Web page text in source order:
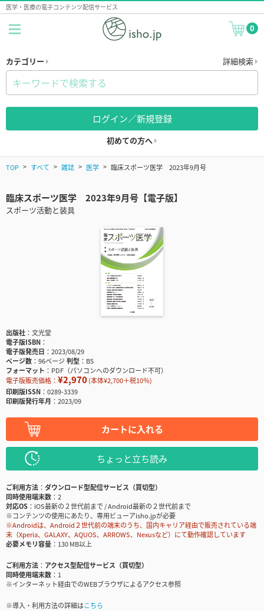
医学・医療の電子コンテンツ配信サービス
0
カテゴリー 詳細検索
ログイン／新規登録
初めての方へ
TOP すべて 雑誌 医学 臨床スポーツ医学 2023年9月号
臨床スポーツ医学 2023年9月号【電子版】
スポーツ活動と装具
出版社
文光堂
電子版ISBN
電子版発売日
2023/08/29
ページ数
96ページ判型
B5
フォーマット
PDF（パソコンへのダウンロード不可）
電子版販売価格： ¥2,970(本体¥2,700＋税10％)
印刷版ISSN
0289-3339
印刷版発行年月
2023/09
カートに入れる
ちょっと立ち読み
ご利用方法
ダウンロード型配信サービス（買切型）
同時使用端末数
2
対応OS
iOS最新の２世代前まで / Android最新の２世代前まで
※コンテンツの使用にあたり、専用ビューアisho.jpが必要
※Androidは、Android２世代前の端末のうち、国内キャリア経由で販売されている端
末（Xperia、GALAXY、AQUOS、ARROWS、Nexusなど）にて動作確認しています
必要メモリ容量
130 MB以上
ご利用方法
アクセス型配信サービス（買切型）
同時使用端末数
1
※インターネット経由でのWEBブラウザによるアクセス参照
※導入・利用方法の詳細はこちら